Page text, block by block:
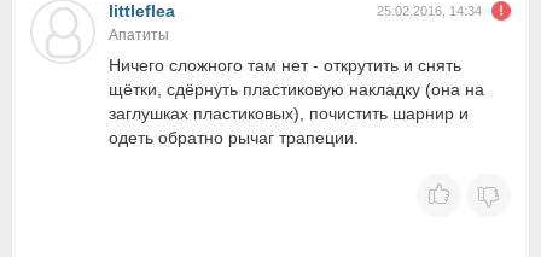
littleflea 25.02.2016, 14:34
Апатиты
Ничего сложного там нет - открутить и снять
щётки, сдёрнуть пластиковую накладку (она на
заглушках пластиковых), почистить шарнир и
одеть обратно рычаг трапеции.